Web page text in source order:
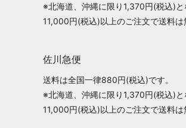
※北海道、沖縄に限り1,370円(税込)と
11,000円(税込)以上のご注文で送料は
佐川急便
送料は全国一律880円(税込)です。
※北海道、沖縄に限り1,370円(税込)と
11,000円(税込)以上のご注文で送料は